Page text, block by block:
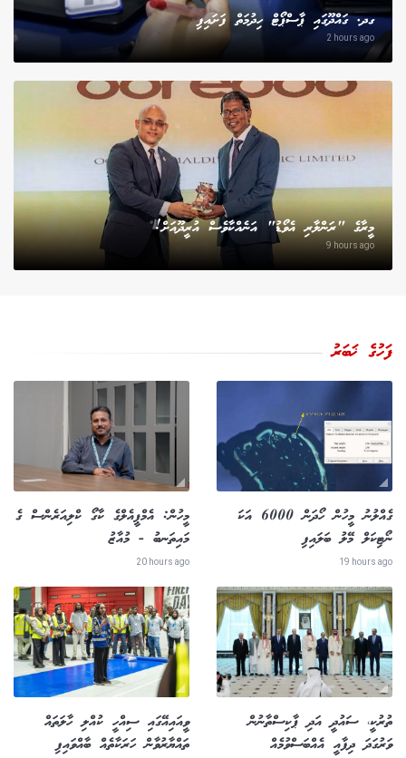
ގދ. ގައްދޫގައި ޕާސްޕޯޓް ހިދުމަތް ފަށައިފި
2 hours ago
މީރާގެ "ރަންލާރި އެވޯޑު" އަނެއްކާވެސް އުރީދޫއަށް!
9 hours ago
ފަހުގެ ޚަބަރު
ގެއްލުނު މީހުން ހޯދަން 6000 އަކަ
ނޯޓިކަލް މޭލު ބަލައިފި
19 hours ago
މީހުން: އެމްޕީއެލްގެ ކާގޯ ކްލިއަރެންސް ގެ
މައިތަނބު - މުއާޒު
20 hours ago
ތުރުކީ، ސައުދީ އަދި ޕާކިސްތާނުން
ވަރުގަދަ ދިފާއީ އެއްބަސްވުމެއް
ވީއައިއޭގައި ސިއްހީ ކުއްލި ހާލަތައް
ތައްޔާރުވާން ހަރަކާތެއް ބާއްވައިފި